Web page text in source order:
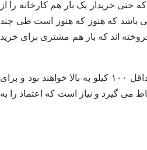
خریدار یک بار هم کارخانه را از
می‌ باشد که هنوز که هنوز است طی چند
اند که باز هم مشتری‌ برای خرید
با این اوصاف این مجموعه یک فروشگاه اینترنتی نیست اما به صورت اینترنتی و غیرحضوری می‌ توانید ثبت سفارش داشته باشید که برای محصولات آبگیری این میزان حداقل ۱۰۰ کیلو به بالا خواهند بود و برای
می‌ گیرد و نیاز است که اعتماد را به